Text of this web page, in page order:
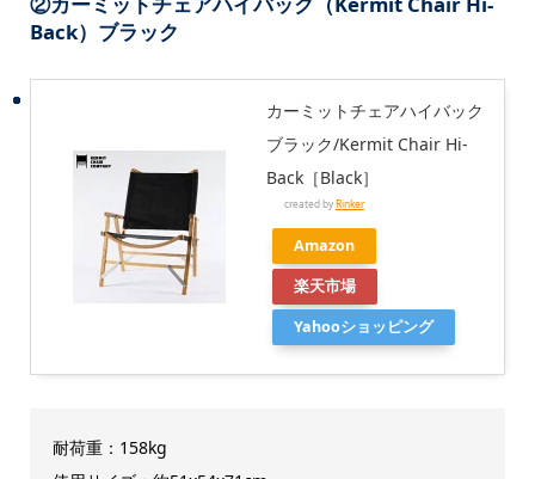
Back）ブラック
カーミットチェアハイバック
ブラック/Kermit Chair Hi-
Back［Black］
created byRinker
Amazon
楽天市場
Yahooショッピング
耐荷重：158kg